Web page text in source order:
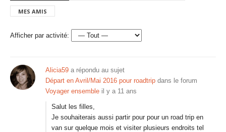
MES AMIS
Afficher par activité:
Alicia59 a répondu au sujet
Départ en Avril/Mai 2016 pour roadtrip dans le forum
Voyager ensemble il y a 11 ans
Salut les filles,
Je souhaiterais aussi partir pour pour un road trip en
van sur quelque mois et visiter plusieurs endroits tel